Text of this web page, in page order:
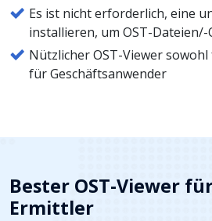
Es ist nicht erforderlich, eine
installieren, um OST-
Nützlicher OST-Viewer
für Geschäftsanwender
Bester OST-Viewer
Ermittler